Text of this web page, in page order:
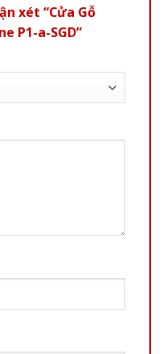
xét “Cửa Gỗ
P1-a-SGD”